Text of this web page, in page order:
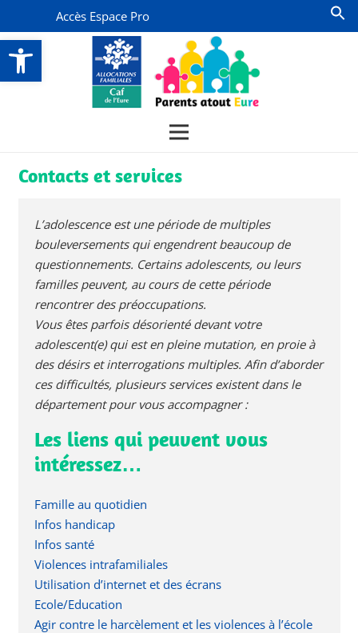
Ouvrir la barre d’outils
Accès Espace Pro
Contacts et services
L’adolescence est une période de multiples
bouleversements qui engendrent beaucoup de
questionnements. Certains adolescents, ou leurs
familles peuvent, au cours de cette période
rencontrer des préoccupations.
Vous êtes parfois désorienté devant votre
adolescent(e) qui est en pleine mutation, en proie à
des désirs et interrogations multiples. Afin d’aborder
ces difficultés, plusieurs services existent dans le
département pour vous accompagner :
Les liens qui peuvent vous
intéressez…
Famille au quotidien
Infos handicap
Infos santé
Violences intrafamiliales
Utilisation d’internet et des écrans
Ecole/Education
Agir contre le harcèlement et les violences à l’école